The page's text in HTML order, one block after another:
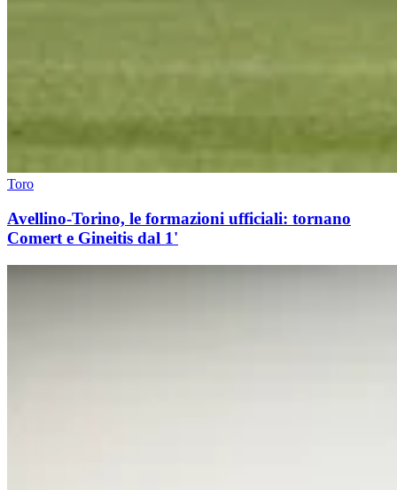
Toro
Avellino-Torino, le formazioni ufficiali: tornano
Comert e Gineitis dal 1'